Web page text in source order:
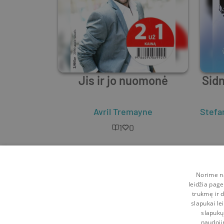
Jis ir jo nuomonė
Avril Tremayne
1
0
Norime
leidžia
trukmę ir
slapukai